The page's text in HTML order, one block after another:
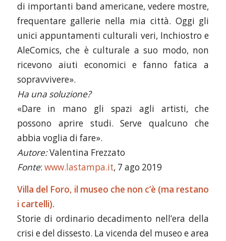
di importanti band americane, vedere mostre,
frequentare gallerie nella mia città. Oggi gli
unici appuntamenti culturali veri, Inchiostro e
AleComics, che è culturale a suo modo, non
ricevono aiuti economici e fanno fatica a
sopravvivere».
Ha una soluzione?
«Dare in mano gli spazi agli artisti, che
possono aprire studi. Serve qualcuno che
abbia voglia di fare».
Autore:Valentina Frezzato
Fonte: www.lastampa.it, 7 ago 2019
Villa del Foro, il museo che non c’è (ma restano
i cartelli).
Storie di ordinario decadimento nell’era della
crisi e del dissesto. La vicenda del museo e area